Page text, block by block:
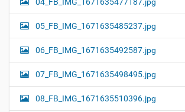
05_FB_IMG_1671635485237.jpg
06_FB_IMG_1671635492587.jpg
07_FB_IMG_1671635498495.jpg
08_FB_IMG_1671635510396.jpg